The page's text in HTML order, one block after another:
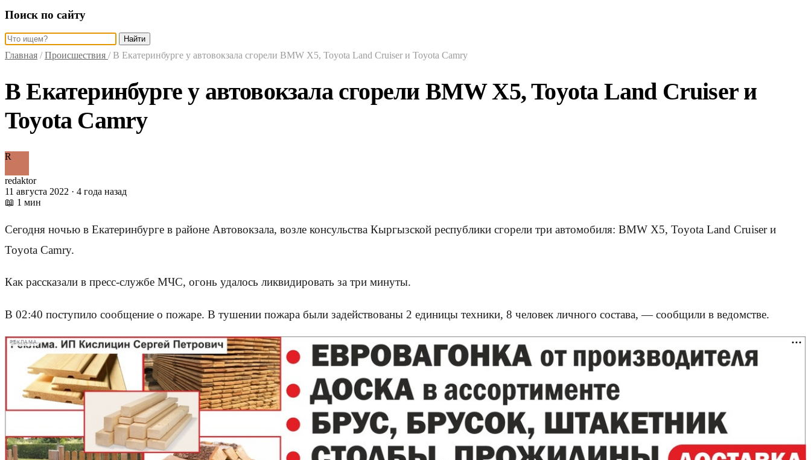
Поиск по сайту
Найти
Главная / Происшествия / В Екатеринбурге у автовокзала сгорели BMW X5, Toyota Land Cruiser и Toyota Camry
В Екатеринбурге у автовокзала сгорели BMW X5, Toyota Land Cruiser и
Toyota Camry
R
redaktor
11 августа 2022 · 4 года назад
📖 1 мин
Сегодня ночью в Екатеринбурге в районе Автовокзала, возле консульства Кыргызской республики сгорели три автомобиля: BMW X5, Toyota Land Cruiser и
Toyota Camry.
Как рассказали в пресс-службе МЧС, огонь удалось ликвидировать за три минуты.
В 02:40 поступило сообщение о пожаре. В тушении пожара были задействованы 2 единицы техники, 8 человек личного состава, — сообщили в ведомстве.
РЕКЛАМА